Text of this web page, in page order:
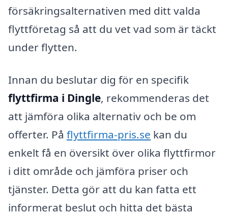
försäkringsalternativen med ditt valda
flyttföretag så att du vet vad som är täckt
under flytten.
Innan du beslutar dig för en specifik
flyttfirma i Dingle, rekommenderas det
att jämföra olika alternativ och be om
offerter. På flyttfirma-pris.se kan du
enkelt få en översikt över olika flyttfirmor
i ditt område och jämföra priser och
tjänster. Detta gör att du kan fatta ett
informerat beslut och hitta det bästa